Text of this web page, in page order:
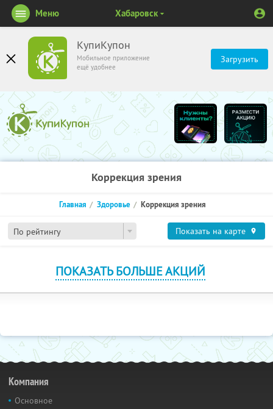
КупиКупон
Мобильное приложение
ещё удобнее
Загрузить
Меню Хабаровск
Коррекция зрения
По рейтингу
Главная Здоровье Коррекция зрения
Показать на карте
ПОКАЗАТЬ БОЛЬШЕ АКЦИЙ
Компания
Основное